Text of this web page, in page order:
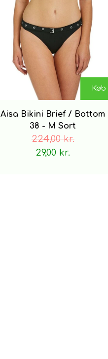
Køb
Aisa Bikini Brief / Bottom
38 - M Sort
224,00 kr.
29,00 kr.